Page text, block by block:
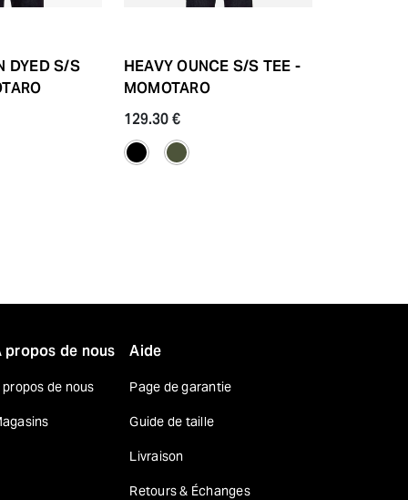
DYED S/S
HEAVY OUNCE S/S TEE -
MOMOTARO
129.30 €
propos de nous
propos de nous
Aide
Page de garantie
Guide de taille
Livraison
Retours & Échanges